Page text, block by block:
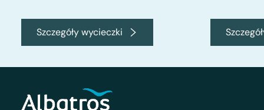
Szczegóły wycieczki